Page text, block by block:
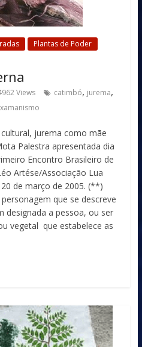
Plantas de Poder
Views catimbó, jurema,
xamanismo
jurema como mãe
Palestra apresentada dia
Encontro Brasileiro de
Artése/Associação Lua
de março de 2005. (**)
que se descreve
designada a pessoa, ou ser
vegetal que estabelece as